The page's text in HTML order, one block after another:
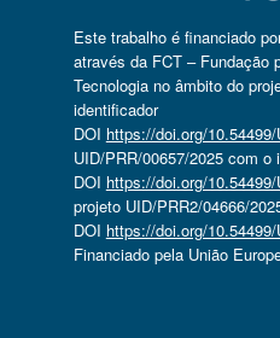
Este trabalho é financiado
através da FCT – Fundação
Tecnologia no âmbito do
identificador
DOI https://doi.org/
UID/PRR/00657/2025 com o
DOI https://doi.org/
projeto UID/PRR2/04666/
DOI https://doi.org/
Financiado pela União